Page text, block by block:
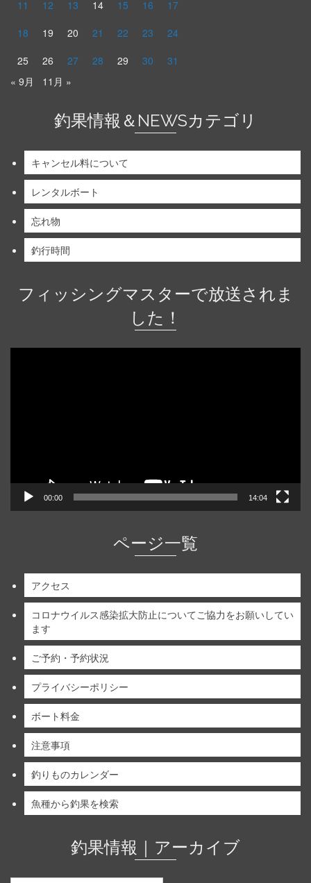
11
12 13 14 15 16
17
18
19 20 21 22 23
24
25
26 27 28 29 30
31
« 9月
11月 »
釣果情報＆NEWSカテゴリ
キャンセル料について
レンタルボート
忘れ物
釣行時間
フィッシングマスターで放送されま
した！
00:00 14:04
ページ一覧
アクセス
コロナウイルス感染拡大防止についてご協力をお願いしてい
ます
ご予約・予約状況
プライバシーポリシー
ボート料金
注意事項
釣りものカレンダー
魚種から釣果を検索
釣果情報｜アーカイブ